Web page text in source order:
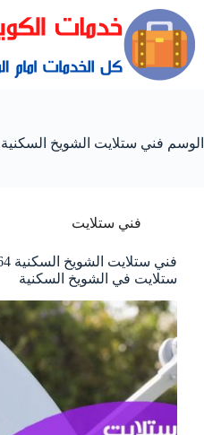
الوسم فني ستلايت الشويخ السكنية
فني ستلايت
ستلايت في الشويخ السكنية